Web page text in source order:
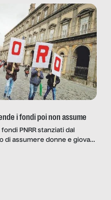
i fondi poi non assume
PNRR stanziati dal
di assumere donne e giovani
sono più eccezioni che